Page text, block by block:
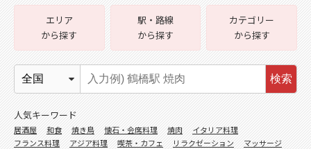
エリア
から探す
駅・路線
から探す
カテゴリー
から探す
検索
人気キーワード
居酒屋 和食 焼き鳥 懐石・会席料理 焼肉
イタリア料理
フランス料理
アジア料理 喫茶・カフェ リラクゼーション
マッサージ